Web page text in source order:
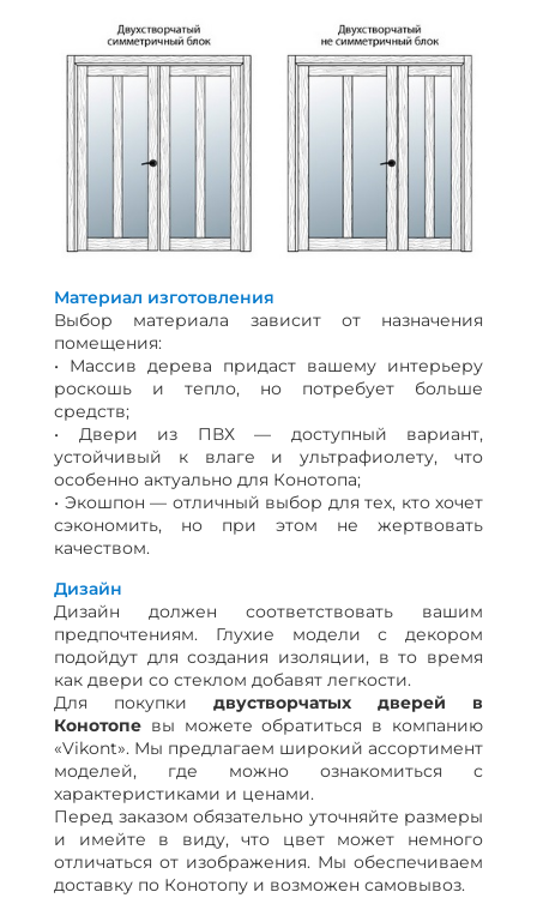
Материал изготовления
Выбор материала зависит от назначения
помещения:
• Массив дерева придаст вашему интерьеру
роскошь и тепло, но потребует больше
средств;
• Двери из ПВХ — доступный вариант,
устойчивый к влаге и ультрафиолету, что
особенно актуально для Конотопа;
• Экошпон — отличный выбор для тех, кто хочет
сэкономить, но при этом не жертвовать
качеством.
Дизайн
Дизайн должен соответствовать вашим
предпочтениям. Глухие модели с декором
подойдут для создания изоляции, в то время
как двери со стеклом добавят легкости.
Для покупки двустворчатых дверей в
Конотопе вы можете обратиться в компанию
«Vikont». Мы предлагаем широкий ассортимент
моделей, где можно ознакомиться с
характеристиками и ценами.
Перед заказом обязательно уточняйте размеры
и имейте в виду, что цвет может немного
отличаться от изображения. Мы обеспечиваем
доставку по Конотопу и возможен самовывоз.